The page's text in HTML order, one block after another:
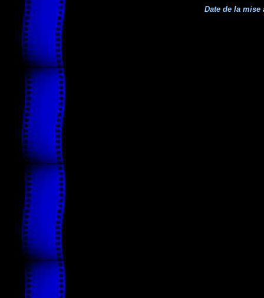
Date de la